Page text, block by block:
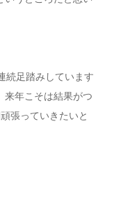
続足踏みしています
来年こそは結果がつ
張っていきたいと